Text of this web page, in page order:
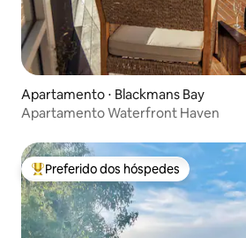
Apartamento ⋅ Blackmans Bay
Apartamento Waterfront Haven
Entre os melhores preferidos dos
Preferido dos hóspedes